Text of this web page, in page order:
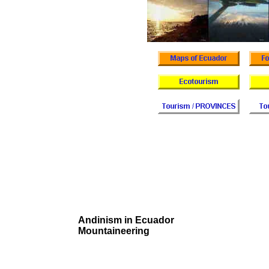
Andinism in Ecuador
Mountaineering